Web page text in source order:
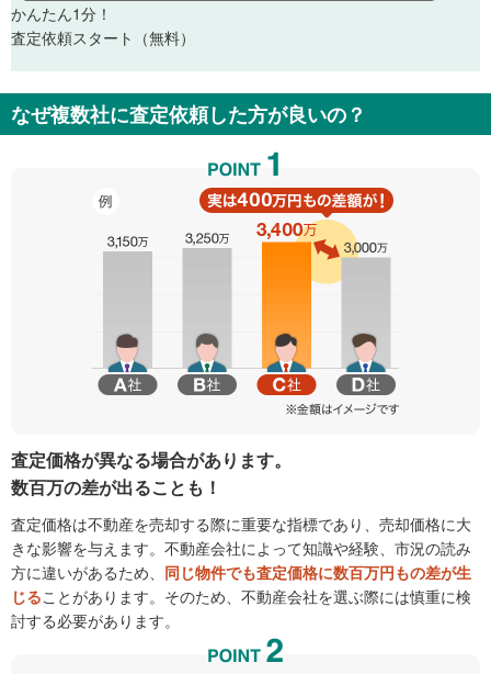
かんたん1分！
査定依頼スタート（無料）
なぜ複数社に査定依頼した方が良いの？
査定価格が異なる場合があります。
数百万の差が出ることも！
査定価格は不動産を売却する際に重要な指標であり、売却価格に大
きな影響を与えます。不動産会社によって知識や経験、市況の読み
方に違いがあるため、 同じ物件でも査定価格に数百万円もの差が生
じることがあります。そのため、不動産会社を選ぶ際には慎重に検
討する必要があります。